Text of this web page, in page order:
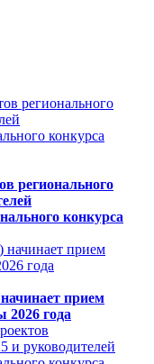
регионального
конкурса
прием
2026 года